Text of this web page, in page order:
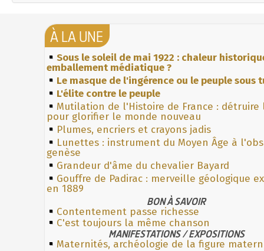
À LA UNE
Sous le soleil de mai 1922 : chaleur
emballement médiatique ?
Le masque de l'ingérence ou le peuple sous
L'élite contre le peuple
Mutilation de l'Histoire de France : détruire
pour glorifier le monde nouveau
Plumes, encriers et crayons jadis
Lunettes : instrument du Moyen Âge à
genèse
Grandeur d'âme du chevalier Bayard
Gouffre de Padirac : merveille géologique
en 1889
BON À SAVOIR
Contentement passe richesse
C'est toujours la même chanson
MANIFESTATIONS / EXPOSITIONS
Maternités, archéologie de la figure